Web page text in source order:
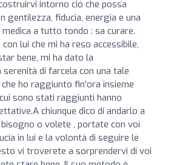
intorno ció che possa
gentilezza, fiducia, energia e una
a tutto tondo : sa curare.
lui che mi ha reso accessibile,
bene, mi ha dato la
di farcela con una tale
ho raggiunto fin'ora insieme
sono stati raggiunti hanno
chiunque dico di andarlo a
o volete , portate con voi
in lui e la volontà di seguire le
vi troverete a sorprendervi di voi